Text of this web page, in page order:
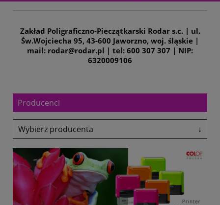
Zakład Poligraficzno-Pieczątkarski Rodar s.c. | ul.
Św.Wojciecha 95, 43-600 Jaworzno, woj. śląskie |
mail: rodar@rodar.pl | tel: 600 307 307 | NIP:
6320009106
Producenci
Wybierz producenta ↓
Antalis
Avery-Zweckform
Black Point
Canon
Coloris